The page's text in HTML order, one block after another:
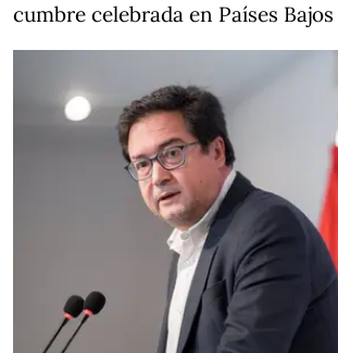
cumbre celebrada en Países Bajos